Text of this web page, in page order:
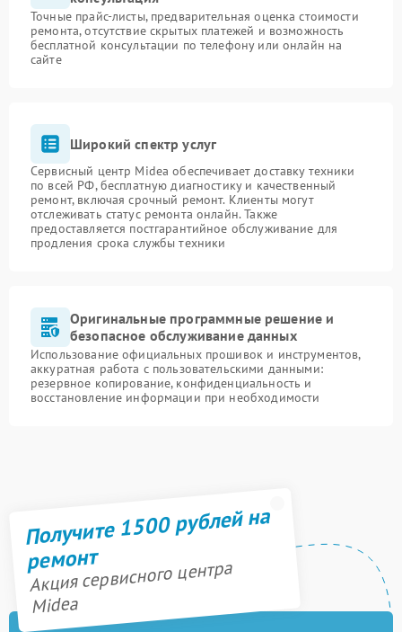
Точные прайс-листы, предварительная оценка стоимости
ремонта, отсутствие скрытых платежей и возможность
бесплатной консультации по телефону или онлайн на
сайте
Широкий спектр услуг
Сервисный центр Midea обеспечивает доставку техники
по всей РФ, бесплатную диагностику и качественный
ремонт, включая срочный ремонт. Клиенты могут
отслеживать статус ремонта онлайн. Также
предоставляется постгарантийное обслуживание для
продления срока службы техники
Оригинальные программные решение и
безопасное обслуживание данных
Использование официальных прошивок и инструментов,
аккуратная работа с пользовательскими данными:
резервное копирование, конфиденциальность и
восстановление информации при необходимости
Получите 1500 рублей на
ремонт
Акция сервисного центра
Midea